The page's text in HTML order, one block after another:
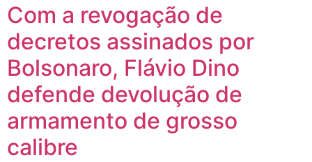
Com a revogação de
decretos assinados por
Bolsonaro, Flávio Dino
defende devolução de
armamento de grosso
calibre